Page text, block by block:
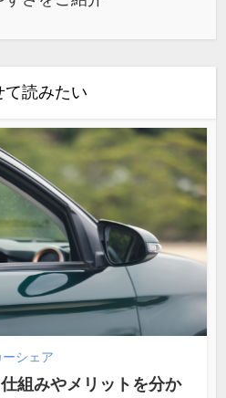
て読みたい
ーシェア
組みやメリットを分か